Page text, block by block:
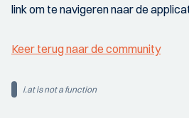
link om te navigeren naar de
Keer terug naar de community
i.at is not a function